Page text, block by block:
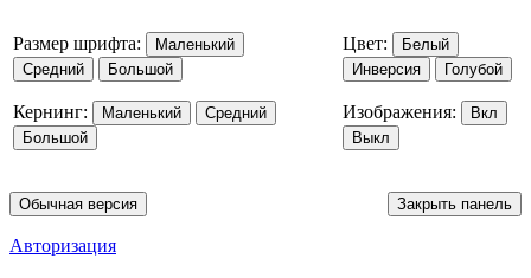
Размер шрифта:
Маленький
Средний
Большой
Кернинг: Маленький
Средний
Большой
Цвет:
Белый
Инверсия
Голубой
Изображения:
Вкл
Выкл
Обычная версия Закрыть панель
Авторизация